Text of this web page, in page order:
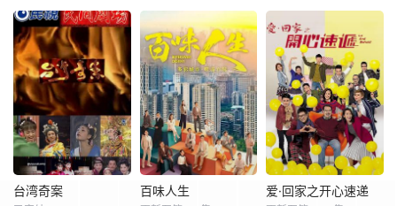
台湾奇案 百味人生 爱·回家之开心速递